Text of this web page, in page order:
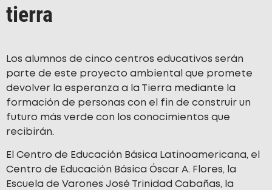
tierra
Los alumnos de cinco centros educativos serán
parte de este proyecto ambiental que promete
devolver la esperanza a la Tierra mediante la
formación de personas con el fin de construir un
futuro más verde con los conocimientos que
recibirán.
El Centro de Educación Básica Latinoamericana, el
Centro de Educación Básica Óscar A. Flores, la
Escuela de Varones José Trinidad Cabañas, la